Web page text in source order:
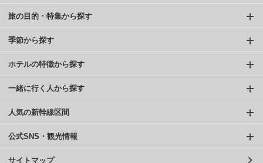
旅の目的・特集から探す
季節から探す
ホテルの特徴から探す
一緒に行く人から探す
人気の新幹線区間
公式SNS・観光情報
サイトマップ